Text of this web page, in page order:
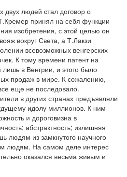
двух людей стал договор о
принял на себя функции
изобретения, с этой целью он
вокруг Света, а Т.Лакзи
всевозможных венгерских
К тому времени патент на
в Венгрии, и этого было
продаж в мире. К сожалению,
еще не последовало.
в других странах предъявляли
идолу миллионов. К ним
и дороговизна в
абстрактность; излишняя
людям из замкнутого научного
людям. На самом деле интерес
оказался весьма живым и